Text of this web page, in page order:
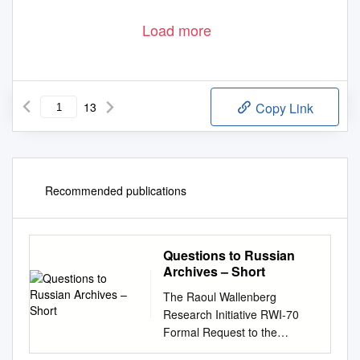
Load more
13 Copy Link
Recommended publications
Questions to Russian
Archives – Short
The Raoul Wallenberg
Research Initiative RWI-70
Formal Request to the
Russian Government and